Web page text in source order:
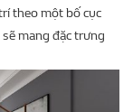
theo một bố cục
mang đặc trưng